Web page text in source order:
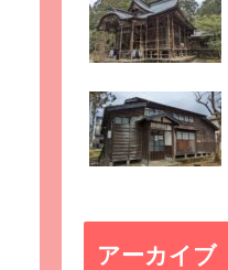
アーカイブ